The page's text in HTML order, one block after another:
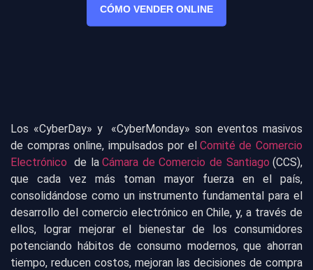
CÓMO VENDER ONLINE
Los «CyberDay» y «CyberMonday» son eventos masivos
de compras online, impulsados por el Comité de Comercio
Electrónico de laCámara de Comercio de Santiago (CCS),
que cada vez más toman mayor fuerza en el país,
consolidándose como un instrumento fundamental para el
desarrollo del comercio electrónico en Chile, y, a través de
ellos, lograr mejorar el bienestar de los consumidores
potenciando hábitos de consumo modernos, que ahorran
tiempo, reducen costos, mejoran las decisiones de compra